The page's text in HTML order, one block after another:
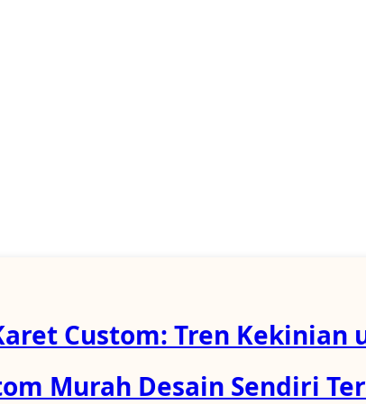
Custom: Tren
Murah Desain Sendiri